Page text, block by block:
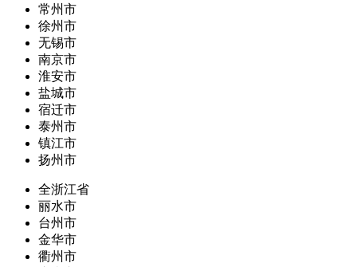
常州市
徐州市
无锡市
南京市
淮安市
盐城市
宿迁市
泰州市
镇江市
扬州市
全浙江省
丽水市
台州市
金华市
衢州市